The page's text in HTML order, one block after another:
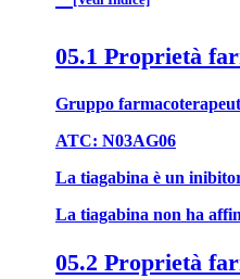
05.1 Proprietà
Gruppo
ATC: N03AG06
La tiagabina è un
La tiagabina non ha
05.2 Proprietà